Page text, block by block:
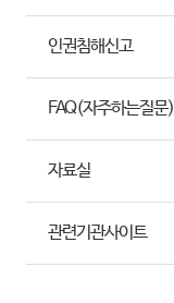
인권침해신고
FAQ(자주하는질문)
자료실
관련기관사이트